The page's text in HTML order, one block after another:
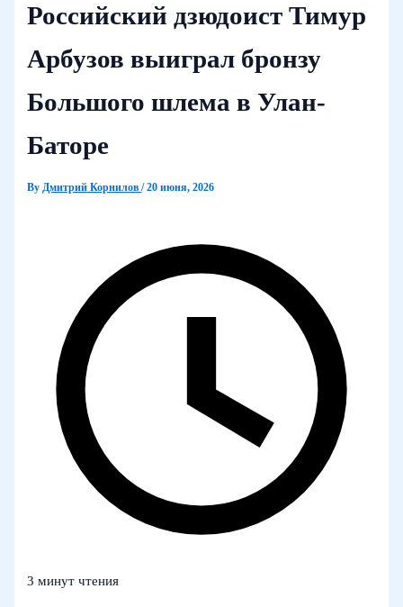
Российский дзюдоист Тимур
Арбузов выиграл бронзу
Большого шлема в Улан-
Баторе
ByДмитрий Корнилов/20 июня, 2026
3 минут чтения